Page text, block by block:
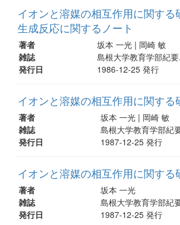
イオンと溶媒の相互作用に関す
生成反応に関するノート
著者
坂本 一光 | 岡崎 敏
雑誌
島根大学教育学部紀
発行日
1986-12-25 発行
イオンと溶媒の相互作用に関す
著者
坂本 一光 | 岡崎 敏
雑誌
島根大学教育学部紀
発行日
1987-12-25 発行
イオンと溶媒の相互作用に関す
著者
坂本 一光
雑誌
島根大学教育学部紀
発行日
1987-12-25 発行